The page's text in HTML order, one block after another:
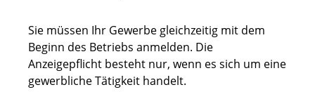
Sie müssen Ihr Gewerbe gleichzeitig mit dem
Beginn des Betriebs anmelden. Die
Anzeigepflicht besteht nur, wenn es sich um eine
gewerbliche Tätigkeit handelt.